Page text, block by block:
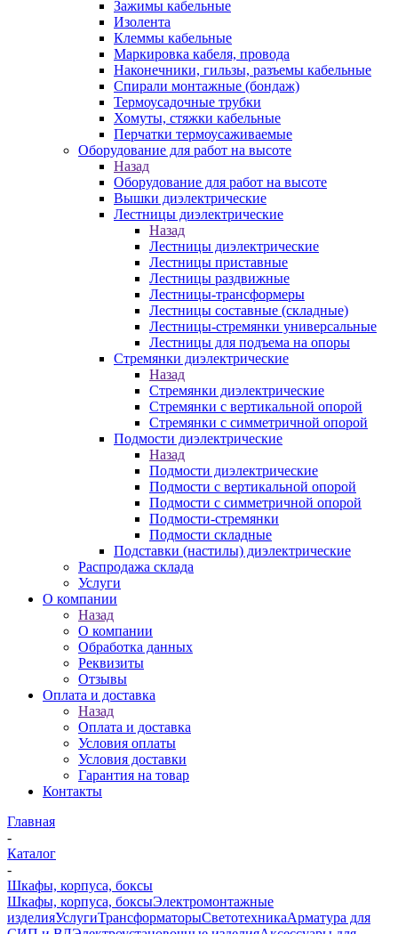
Зажимы кабельные
Изолента
Клеммы кабельные
Маркировка кабеля, провода
Наконечники, гильзы, разъемы кабельные
Спирали монтажные (бондаж)
Термоусадочные трубки
Хомуты, стяжки кабельные
Перчатки термоусаживаемые
Оборудование для работ на высоте
Назад
Оборудование для работ на высоте
Вышки диэлектрические
Лестницы диэлектрические
Назад
Лестницы диэлектрические
Лестницы приставные
Лестницы раздвижные
Лестницы-трансформеры
Лестницы составные (складные)
Лестницы-стремянки универсальные
Лестницы для подъема на опоры
Стремянки диэлектрические
Назад
Стремянки диэлектрические
Стремянки с вертикальной опорой
Стремянки с симметричной опорой
Подмости диэлектрические
Назад
Подмости диэлектрические
Подмости с вертикальной опорой
Подмости с симметричной опорой
Подмости-стремянки
Подмости складные
Подставки (настилы) диэлектрические
Распродажа склада
Услуги
О компании
Назад
О компании
Обработка данных
Реквизиты
Отзывы
Оплата и доставка
Назад
Оплата и доставка
Условия оплаты
Условия доставки
Гарантия на товар
Контакты
Главная
-
Каталог
-
Шкафы, корпуса, боксы
Шкафы, корпуса, боксыЭлектромонтажные
изделияУслугиТрансформаторыСветотехникаАрматура для